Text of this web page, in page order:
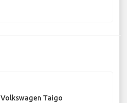
Volkswagen Taigo